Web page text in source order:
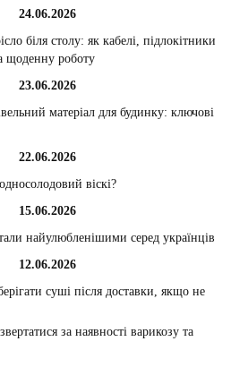
24.06.2026
біля столу: як кабелі, підлокітники
щоденну роботу
23.06.2026
матеріал для будинку: ключові
22.06.2026
віскі?
15.06.2026
найулюбленішими серед українців
12.06.2026
суші після доставки, якщо не
за наявності варикозу та